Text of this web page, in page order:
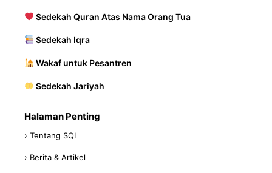
Sedekah Quran Atas Nama Orang Tua
Sedekah Iqra
Wakaf untuk Pesantren
Sedekah Jariyah
Halaman Penting
› Tentang SQI
› Berita & Artikel